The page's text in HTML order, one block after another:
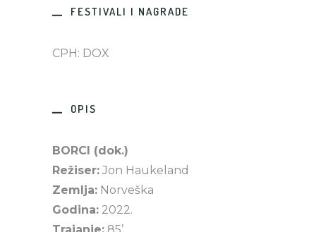
FESTIVALI I NAGRADE
CPH: DOX
OPIS
BORCI (dok.)
Režiser: Jon Haukeland
Zemlja: Norveška
Godina: 2022.
Trajanje: 85’